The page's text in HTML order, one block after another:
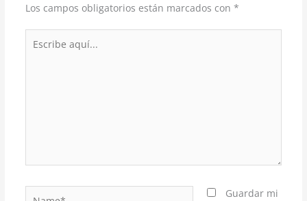
Los campos obligatorios están marcados con *
aquí...
Guardar mi